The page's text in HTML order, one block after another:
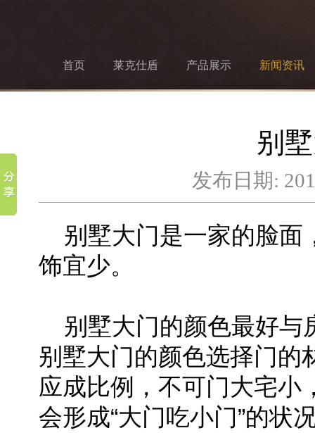
首页 莱克仕盾 产品展示 新闻资讯
别
发布日期:
别墅大门是一家的脸面
饰宜少。
别墅大门的颜色最好与
别墅大门的颜色选择门的
应成比例，不可门大宅小
会形成“大门吃小门”的状